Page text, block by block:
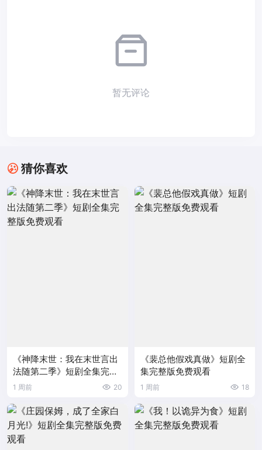
暂无评论
猜你喜欢
《神降末世：我在末世言出
法随第二季》短剧全集完整
版免费观看
1 周前 20
《裴总他假戏真做》短剧全
集完整版免费观看
1 周前 18